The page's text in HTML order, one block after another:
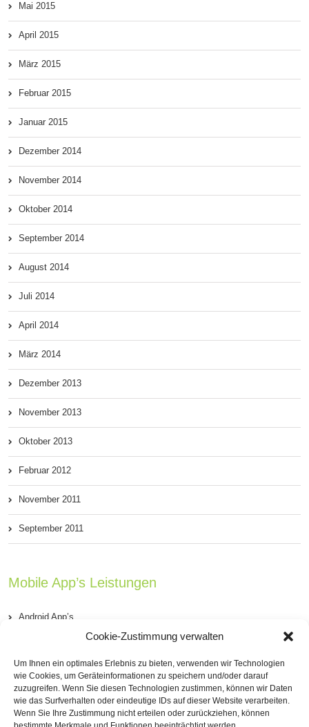
Cookie-Zustimmung verwalten
Um Ihnen ein optimales Erlebnis zu bieten, verwenden wir Technologien
wie Cookies, um Geräteinformationen zu speichern und/oder darauf
zuzugreifen. Wenn Sie diesen Technologien zustimmen, können wir Daten
wie das Surfverhalten oder eindeutige IDs auf dieser Website verarbeiten.
Wenn Sie Ihre Zustimmung nicht erteilen oder zurückziehen, können
Mai 2015
April 2015
März 2015
Februar 2015
Januar 2015
Dezember 2014
November 2014
Oktober 2014
September 2014
August 2014
Juli 2014
April 2014
März 2014
Dezember 2013
November 2013
Oktober 2013
Februar 2012
November 2011
September 2011
Mobile App’s Leistungen
Android App’s
PhoneGap Apps’s
Windows Phone App’s